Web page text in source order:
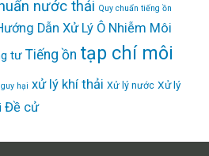
nước thải Quy chuẩn tiếng ồn
Dẫn Xử Lý Ô Nhiễm Môi
tư Tiếng ồn tạp chí môi
hại xử lý khí thải Xử lý nước Xử lý
Đề cử